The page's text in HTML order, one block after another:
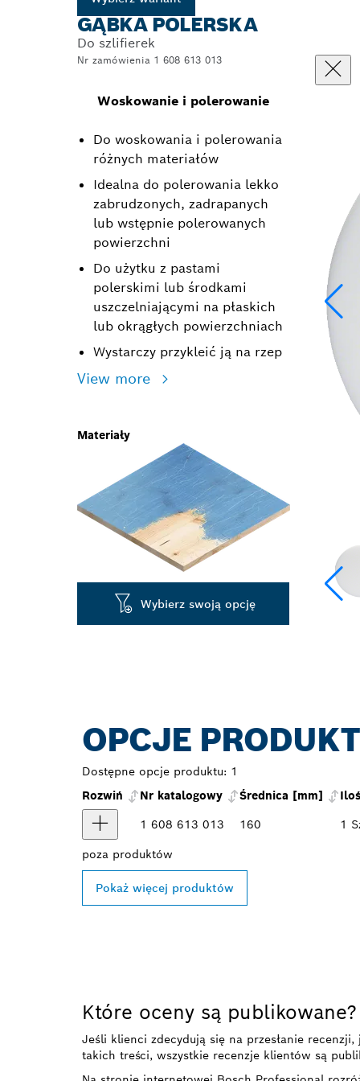
GĄBKA POLERSKA
Do szlifierek
Nr zamówienia 1 608 613 013
Woskowanie i polerowanie
Do woskowania i polerowania
różnych materiałów
Idealna do polerowania lekko
zabrudzonych, zadrapanych
lub wstępnie polerowanych
powierzchni
Do użytku z pastami
polerskimi lub środkami
uszczelniającymi na płaskich
lub okrągłych powierzchniach
Wystarczy przykleić ją na rzep
View more
Materiały
Wybierz swoją opcję
OPCJE
Dostępne opcje produktu: 1
Rozwiń
Nr katalogowy Średnica [mm]
1 608 613 013
160 1
poza produktów
Pokaż więcej produktów
Które oceny są publikowane?
Jeśli klienci zdecydują się na przesłanie
takich treści, wszystkie recenzje klientów są